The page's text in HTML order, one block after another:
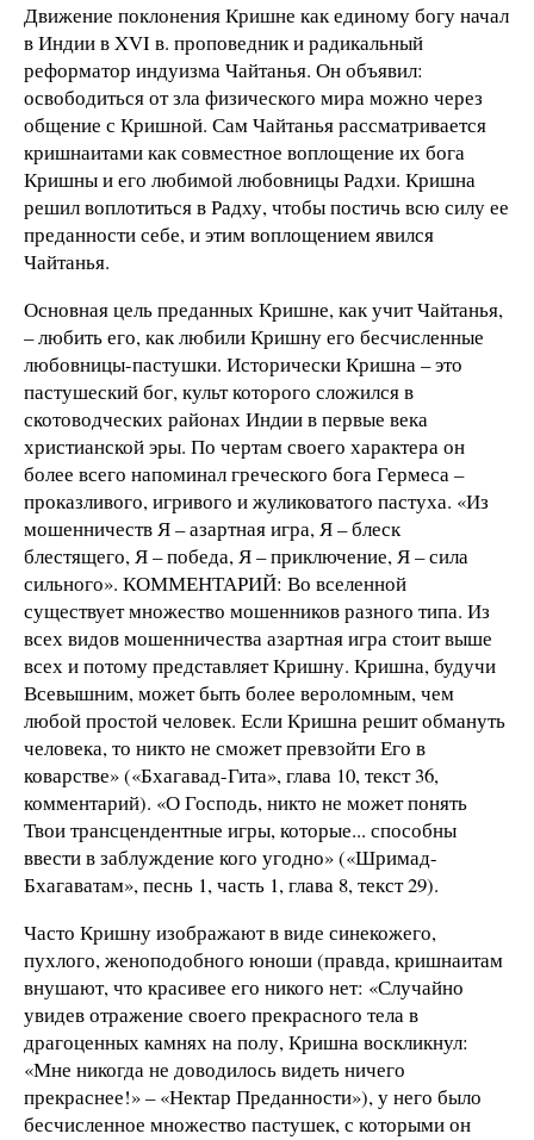
Движение поклонения Кришне как единому богу начал
в Индии в XVI в. проповедник и радикальный
реформатор индуизма Чайтанья. Он объявил:
освободиться от зла физического мира можно через
общение с Кришной. Сам Чайтанья рассматривается
кришнаитами как совместное воплощение их бога
Кришны и его любимой любовницы Радхи. Кришна
решил воплотиться в Радху, чтобы постичь всю силу ее
преданности себе, и этим воплощением явился
Чайтанья.
Основная цель преданных Кришне, как учит Чайтанья,
– любить его, как любили Кришну его бесчисленные
любовницы-пастушки. Исторически Кришна – это
пастушеский бог, культ которого сложился в
скотоводческих районах Индии в первые века
христианской эры. По чертам своего характера он
более всего напоминал греческого бога Гермеса –
проказливого, игривого и жуликоватого пастуха. «Из
мошенничеств Я – азартная игра, Я – блеск
блестящего, Я – победа, Я – приключение, Я – сила
сильного». КОММЕНТАРИЙ: Во вселенной
существует множество мошенников разного типа. Из
всех видов мошенничества азартная игра стоит выше
всех и потому представляет Кришну. Кришна, будучи
Всевышним, может быть более вероломным, чем
любой простой человек. Если Кришна решит обмануть
человека, то никто не сможет превзойти Его в
коварстве» («Бхагавад-Гита», глава 10, текст 36,
комментарий). «О Господь, никто не может понять
Твои трансцендентные игры, которые... способны
ввести в заблуждение кого угодно» («Шримад-
Бхагаватам», песнь 1, часть 1, глава 8, текст 29).
Часто Кришну изображают в виде синекожего,
пухлого, женоподобного юноши (правда, кришнаитам
внушают, что красивее его никого нет: «Случайно
увидев отражение своего прекрасного тела в
драгоценных камнях на полу, Кришна воскликнул:
«Мне никогда не доводилось видеть ничего
прекраснее!» – «Нектар Преданности»), у него было
бесчисленное множество пастушек, с которыми он